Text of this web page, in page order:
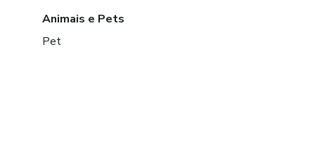
Animais e Pets
Pet